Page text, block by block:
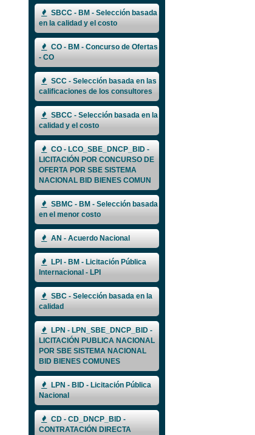
SBCC - BM - Selección basada
en la calidad y el costo
CO - BM - Concurso de Ofertas
- CO
SCC - Selección basada en las
calificaciones de los consultores
SBCC - Selección basada en la
calidad y el costo
CO - LCO_SBE_DNCP_BID -
LICITACIÓN POR CONCURSO DE
OFERTA POR SBE SISTEMA
NACIONAL BID BIENES COMUN
SBMC - BM - Selección basada
en el menor costo
AN - Acuerdo Nacional
LPI - BM - Licitación Pública
Internacional - LPI
SBC - Selección basada en la
calidad
LPN - LPN_SBE_DNCP_BID -
LICITACIÓN PUBLICA NACIONAL
POR SBE SISTEMA NACIONAL
BID BIENES COMUNES
LPN - BID - Licitación Pública
Nacional
CD - CD_DNCP_BID -
CONTRATACIÓN DIRECTA